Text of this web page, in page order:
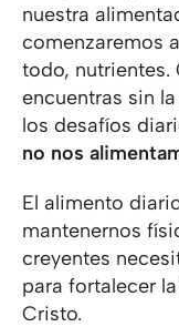
nuestra
comenzaremos
todo, nutrientes.
encuentras sin
los desafíos
no nos
El alimento
mantenernos
creyentes
para fortalecer
Cristo.